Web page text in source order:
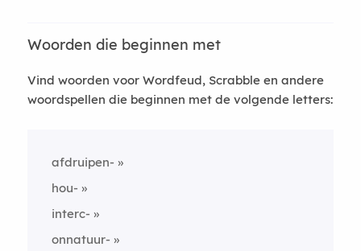
Woorden die beginnen met
Vind woorden voor Wordfeud, Scrabble en andere
woordspellen die beginnen met de volgende letters:
afdruipen-
hou-
interc-
onnatuur-